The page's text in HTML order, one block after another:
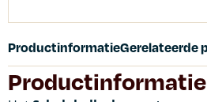
ProductinformatieGerelateerde
Productinformatie